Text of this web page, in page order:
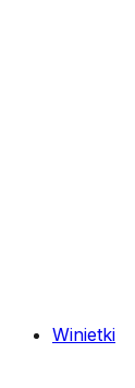
Winietki